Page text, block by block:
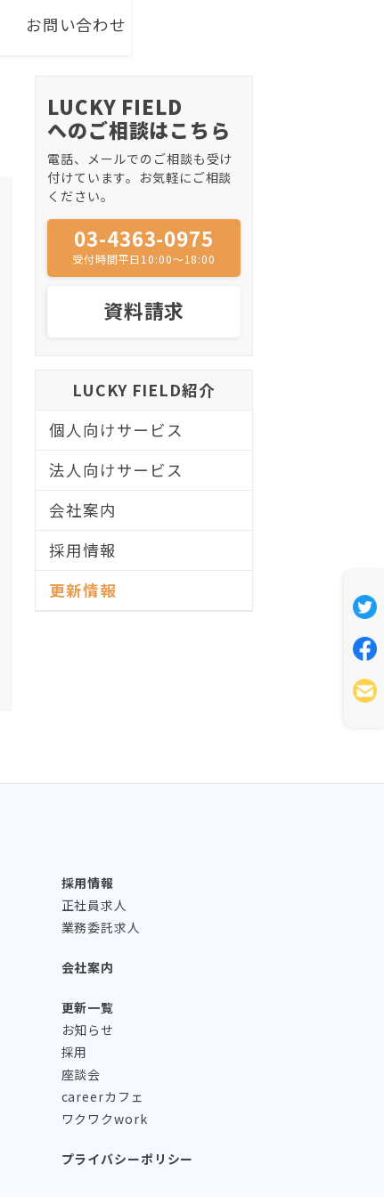
お問い合わせ
LUCKY FIELD
へのご相談はこちら
電話、メールでのご相談も受け
付けています。お気軽にご相談
ください。
03-4363-0975
受付時間平日10:00〜18:00
資料請求
LUCKY FIELD紹介
個人向けサービス
法人向けサービス
会社案内
採用情報
更新情報
採用情報
正社員求人
業務委託求人
会社案内
更新一覧
お知らせ
採用
座談会
careerカフェ
ワクワクwork
プライバシーポリシー